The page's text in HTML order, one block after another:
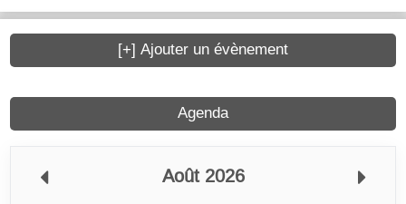
Agenda
Août 2026
[+] Ajouter un évènement